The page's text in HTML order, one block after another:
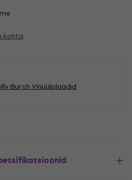
kohta
Burch Vinüülplaadid